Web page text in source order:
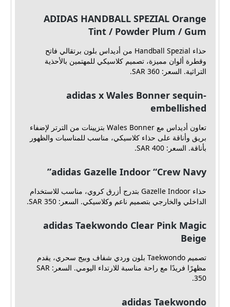
ADIDAS HANDBALL SPEZIAL Orange
Tint / Powder Plum / Gum
حذاء Handball Spezial من أديداس بلون برتقالي فاتح
وقطرة ألوان مميزة، تصميم كلاسيكي للمهتمين بالأحذية
التراثية. السعر: SAR 360.
adidas x Wales Bonner sequin-
embellished
تعاون أديداس مع Wales Bonner بتزيينات من الترتر لإضفاء
بريق وأناقة على حذاء كلاسيكي، مناسب للمناسبات والظهور
بأناقة. السعر: SAR 400.
adidas Gazelle Indoor “Crew Navy”
حذاء Gazelle Indoor بتدرج أزرق كروي، مناسب للاستخدام
الداخلي والخارجي بتصميم ناعم وكلاسيكي. السعر: SAR 350.
adidas Taekwondo Clear Pink Magic
Beige
تصميم Taekwondo بلون وردي شفاف وبيج سحري، يقدم
مظهرًا فريدًا مع راحة مناسبة للارتداء اليومي. السعر: SAR
350.
adidas Taekwondo